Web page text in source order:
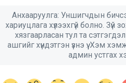
Анхааруулга: Уншигчдын
хариуцлага хүлээхгүй болно. Зүй
хязгаарласан тул та
ашгийг хүндэтгэн үзнэ үү. Хэм
админ устгах